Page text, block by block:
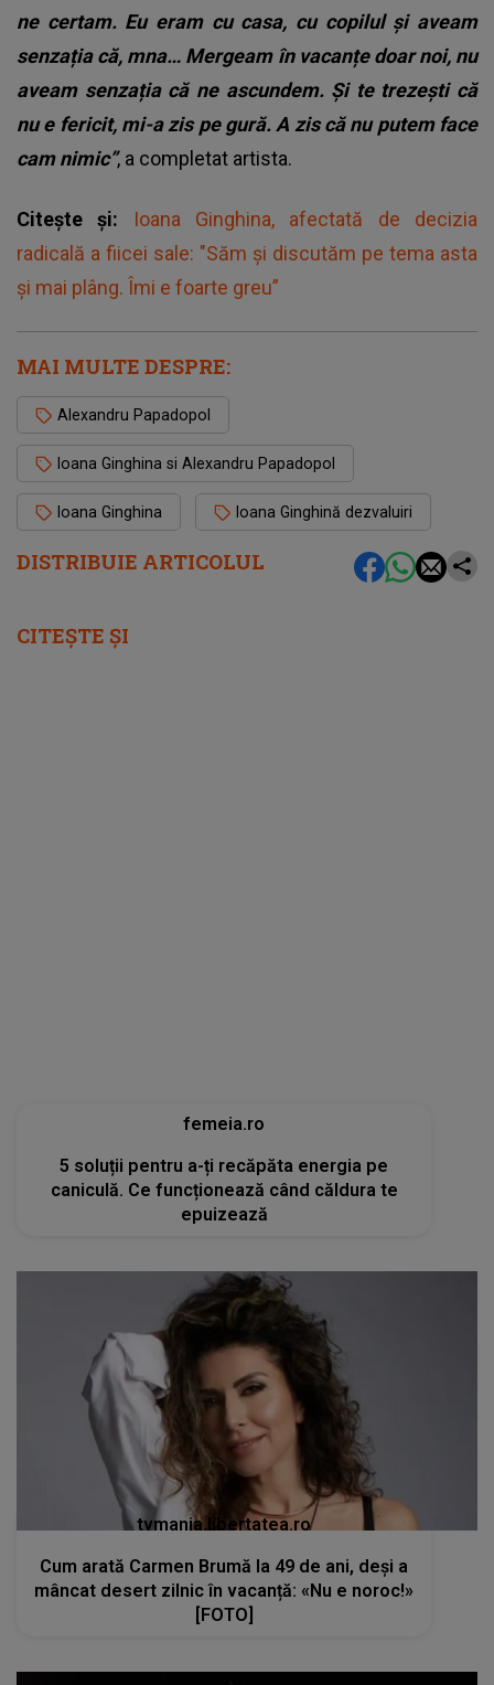
DISTRIBUIE ARTICOLUL
ne certam. Eu eram cu casa, cu copilul și aveam
senzația că, mna… Mergeam în vacanțe doar noi, nu
aveam senzația că ne ascundem. Și te trezești că
nu e fericit, mi-a zis pe gură. A zis că nu putem face
cam nimic”, a completat artista.
Citește și:
Ioana Ginghina, afectată de decizia
radicală a fiicei sale: "Săm și discutăm pe tema asta
și mai plâng. Îmi e foarte greu”
MAI MULTE DESPRE:
Alexandru Papadopol
Ioana Ginghina si Alexandru Papadopol
Ioana Ginghina Ioana Ginghină dezvaluiri
CITEȘTE ȘI
tvmania.libertatea.ro
Cum arată Carmen Brumă la 49 de ani, deși a
mâncat desert zilnic în vacanță: «Nu e noroc!»
[FOTO]